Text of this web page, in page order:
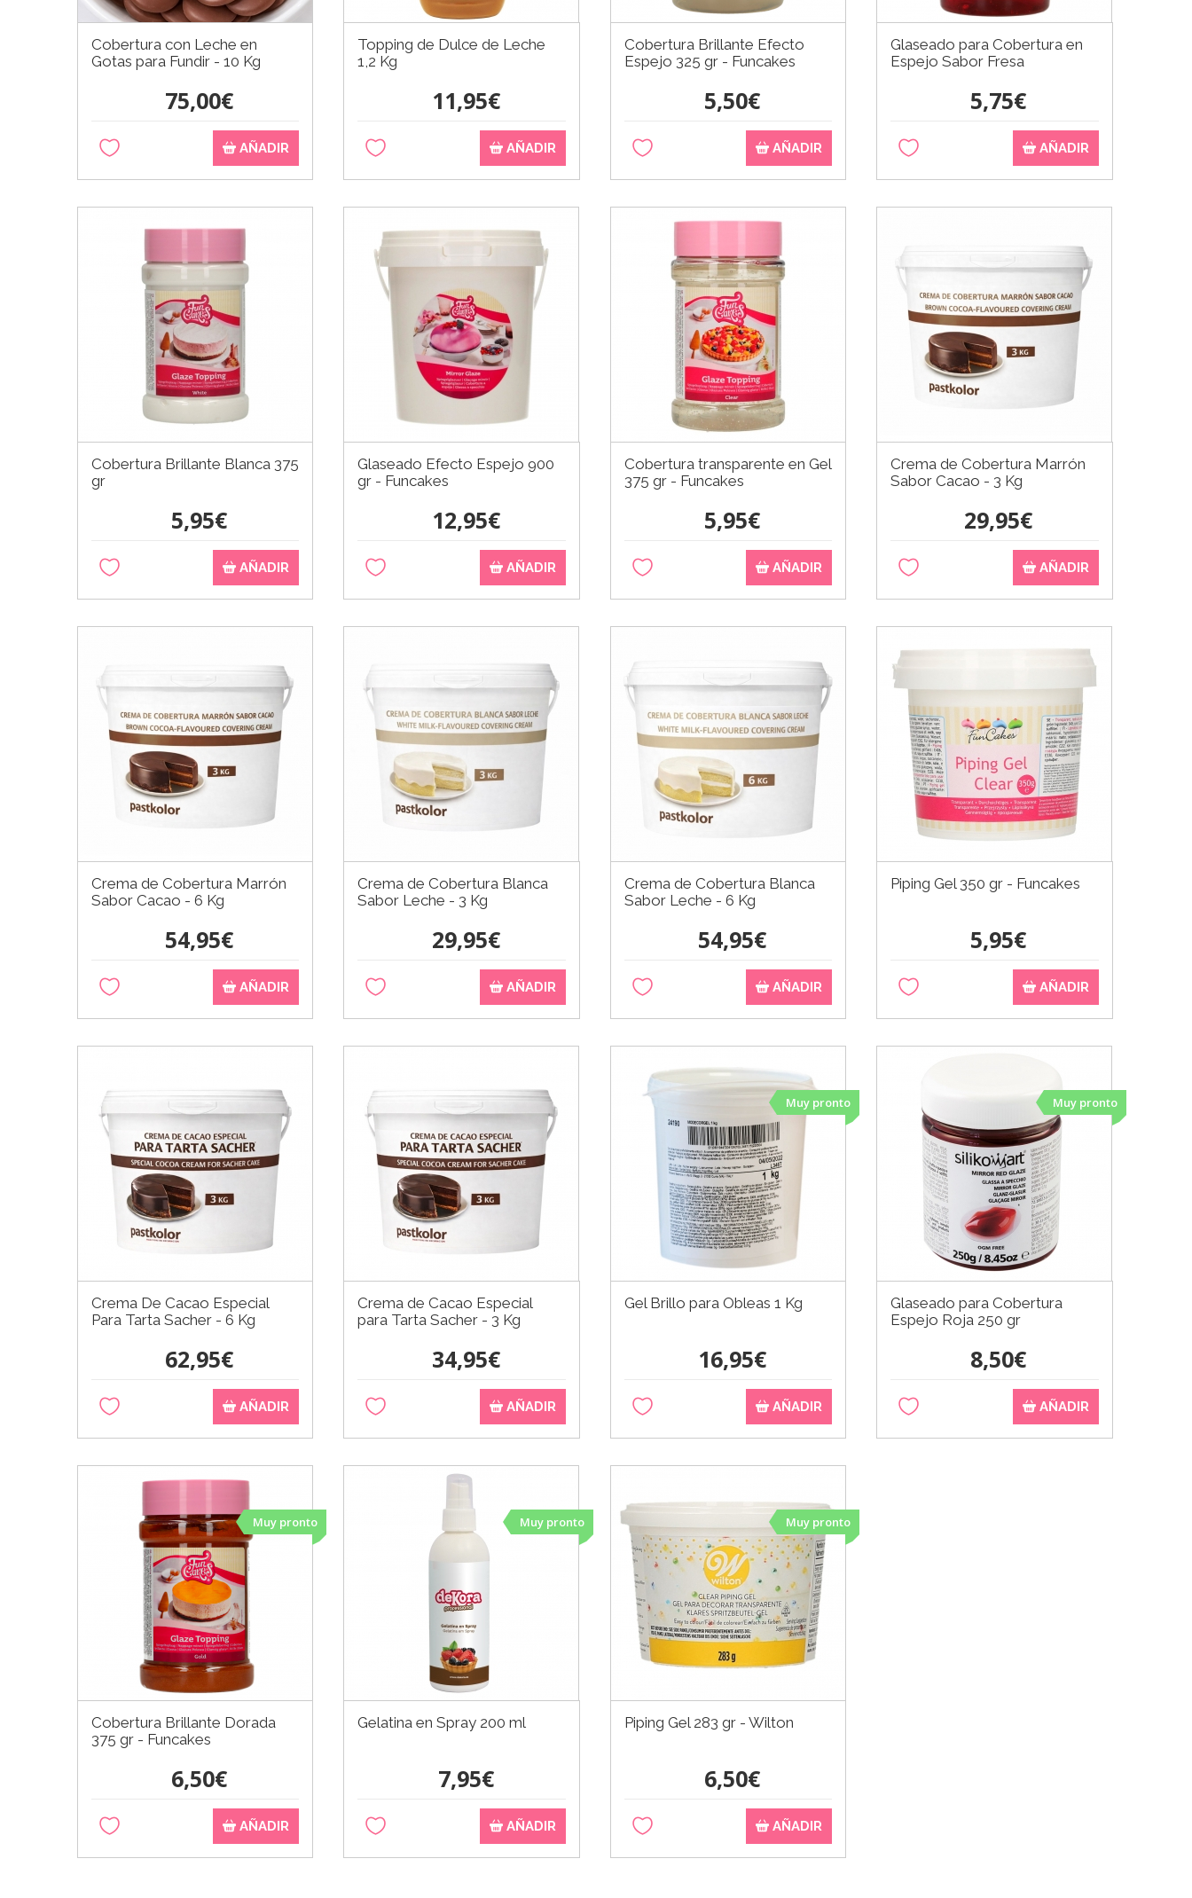
Cobertura con Leche en
Gotas para Fundir - 10 Kg
75,00€
AÑADIR
Topping de Dulce de Leche
1,2 Kg
11,95€
AÑADIR
Cobertura Brillante Efecto
Espejo 325 gr - Funcakes
5,50€
AÑADIR
Glaseado para Cobertura en
Espejo Sabor Fresa
5,75€
AÑADIR
Cobertura Brillante Blanca 375
gr
5,95€
AÑADIR
Glaseado Efecto Espejo 900
gr - Funcakes
12,95€
AÑADIR
Cobertura transparente en Gel
375 gr - Funcakes
5,95€
AÑADIR
Crema de Cobertura Marrón
Sabor Cacao - 3 Kg
29,95€
AÑADIR
Crema de Cobertura Marrón
Sabor Cacao - 6 Kg
54,95€
AÑADIR
Crema de Cobertura Blanca
Sabor Leche - 3 Kg
29,95€
AÑADIR
Crema de Cobertura Blanca
Sabor Leche - 6 Kg
54,95€
AÑADIR
Piping Gel 350 gr - Funcakes
5,95€
AÑADIR
Crema De Cacao Especial
Para Tarta Sacher - 6 Kg
62,95€
AÑADIR
Crema de Cacao Especial
para Tarta Sacher - 3 Kg
34,95€
AÑADIR
Muy pronto
Gel Brillo para Obleas 1 Kg
16,95€
AÑADIR
Muy pronto
Glaseado para Cobertura
Espejo Roja 250 gr
8,50€
AÑADIR
Muy pronto
Cobertura Brillante Dorada
375 gr - Funcakes
6,50€
AÑADIR
Muy pronto
Gelatina en Spray 200 ml
7,95€
AÑADIR
Muy pronto
Piping Gel 283 gr - Wilton
6,50€
AÑADIR